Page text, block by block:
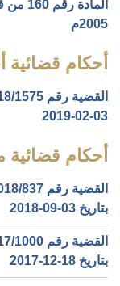
2005م
أحكام قضائية
‎2019-02-03‏
أحكام قضائية
بتاريخ ‎2018-09-03‏
بتاريخ ‎2017-12-18‏